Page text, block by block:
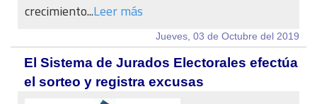
crecimiento...Leer más
Jueves, 03 de Octubre del 2019
El Sistema de Jurados Electorales efectúa
el sorteo y registra excusas